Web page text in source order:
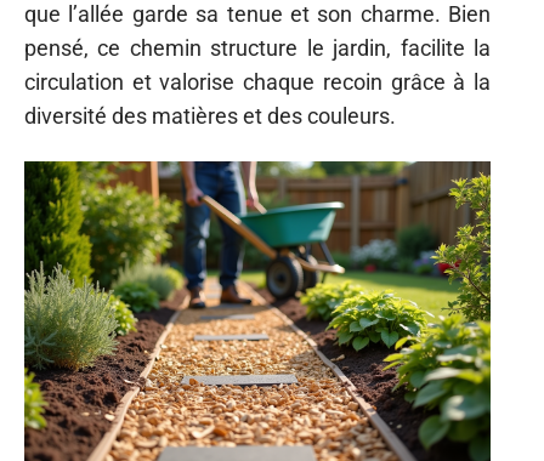
que l’allée garde sa tenue et son charme. Bien
pensé, ce chemin structure le jardin, facilite la
circulation et valorise chaque recoin grâce à la
diversité des matières et des couleurs.